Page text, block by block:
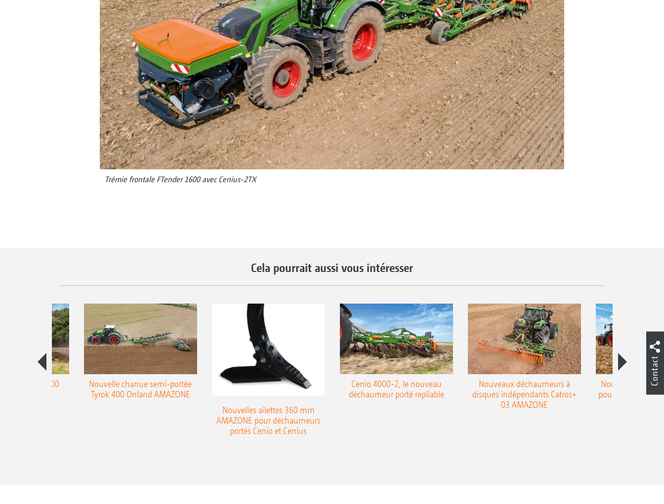
Trémie frontale FTender 1600 avec Cenius-2TX
Cela pourrait aussi vous intéresser
Teres 300
Nouvelle charrue semi-portée
Tyrok 400 Onland AMAZONE
Nouvelles ailettes 360 mm
AMAZONE pour déchaumeurs
portés Cenio et Cenius
Cenio 4000-2, le nouveau
déchaumeur porté repliable
Nouveaux déchaumeurs à
disques indépendants Catros+
03 AMAZONE
Nouvelle double
pour le
Contact